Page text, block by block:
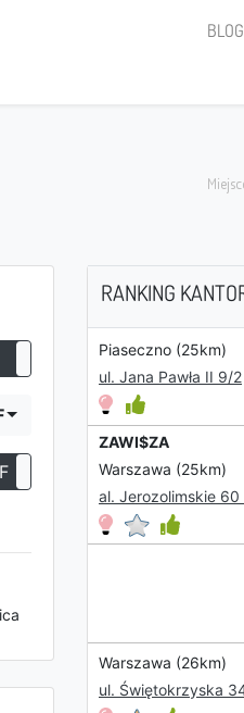
BLOG
Sprzedaję
RANKING
Piaseczno (25km)
ul. Jana Pawła II 9/2
ZAWI$ZA
Warszawa (25km)
al. Jerozolimskie 60
Warszawa (26km)
ul. Świętokrzyska